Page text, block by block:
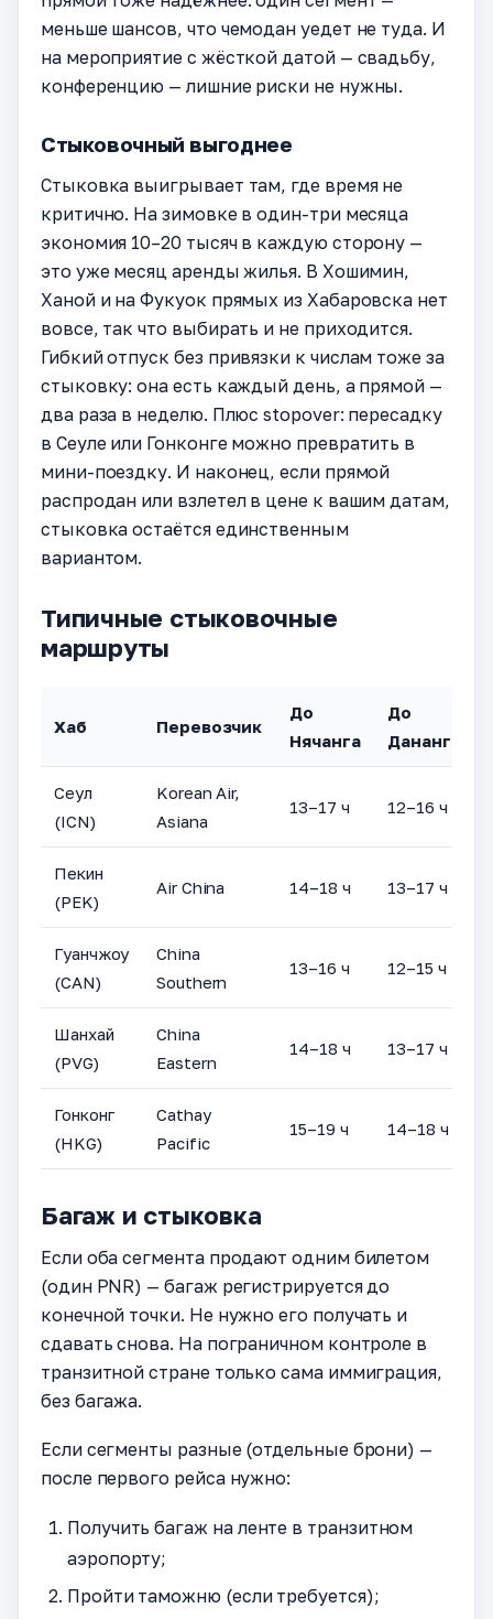
меньше шансов, что чемодан уедет не туда. И
на мероприятие с жёсткой датой — свадьбу,
конференцию — лишние риски не нужны.
Стыковочный выгоднее
Стыковка выигрывает там, где время не
критично. На зимовке в один-три месяца
экономия 10–20 тысяч в каждую сторону —
это уже месяц аренды жилья. В Хошимин,
Ханой и на Фукуок прямых из Хабаровска нет
вовсе, так что выбирать и не приходится.
Гибкий отпуск без привязки к числам тоже за
стыковку: она есть каждый день, а прямой —
два раза в неделю. Плюс stopover: пересадку
в Сеуле или Гонконге можно превратить в
мини-поездку. И наконец, если прямой
распродан или взлетел в цене к вашим датам,
стыковка остаётся единственным
вариантом.
Типичные стыковочные
маршруты
Хаб Перевозчик
До
Нячанга
До
Дананга
Сеул
(ICN)
Korean Air,
Asiana
13–17 ч 12–16 ч
Пекин
(PEK)
Air China 14–18 ч 13–17 ч
Гуанчжоу
(CAN)
China
Southern
13–16 ч 12–15 ч
Шанхай
(PVG)
China
Eastern
14–18 ч 13–17 ч
Гонконг
(HKG)
Cathay
Pacific
15–19 ч 14–18 ч
Багаж и стыковка
Если оба сегмента продают одним билетом
(один PNR) — багаж регистрируется до
конечной точки. Не нужно его получать и
сдавать снова. На пограничном контроле в
транзитной стране только сама иммиграция,
без багажа.
Если сегменты разные (отдельные брони) —
после первого рейса нужно:
Получить багаж на ленте в транзитном
аэропорту;
Пройти таможню (если требуется);